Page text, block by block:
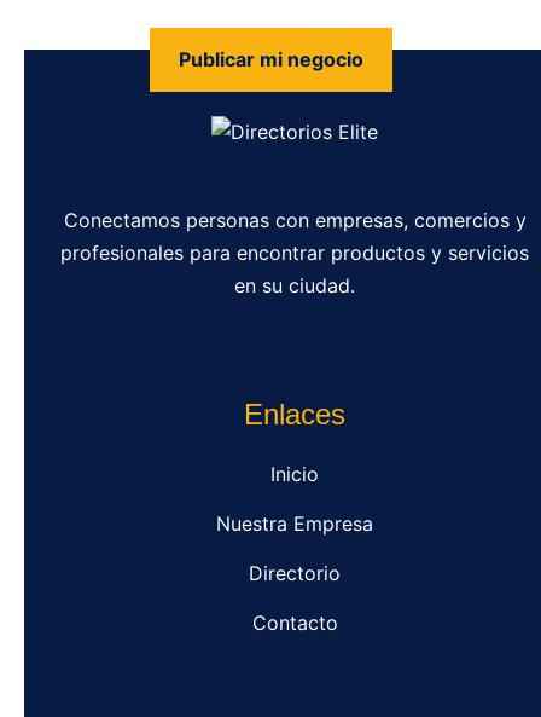
Publicar mi negocio
Conectamos personas con empresas, comercios y
profesionales para encontrar productos y servicios
en su ciudad.
Enlaces
Inicio
Nuestra Empresa
Directorio
Contacto